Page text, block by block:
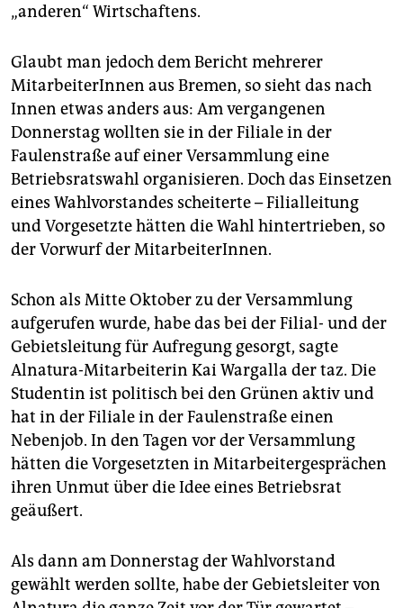
„anderen“ Wirtschaftens.
Glaubt man jedoch dem Bericht mehrerer
MitarbeiterInnen aus Bremen, so sieht das nach
Innen etwas anders aus: Am vergangenen
Donnerstag wollten sie in der Filiale in der
Faulenstraße auf einer Versammlung eine
Betriebsratswahl organisieren. Doch das Einsetzen
eines Wahlvorstandes scheiterte – Filialleitung
und Vorgesetzte hätten die Wahl hintertrieben, so
der Vorwurf der MitarbeiterInnen.
Schon als Mitte Oktober zu der Versammlung
aufgerufen wurde, habe das bei der Filial- und der
Gebietsleitung für Aufregung gesorgt, sagte
Alnatura-Mitarbeiterin Kai Wargalla der taz. Die
Studentin ist politisch bei den Grünen aktiv und
hat in der Filiale in der Faulenstraße einen
Nebenjob. In den Tagen vor der Versammlung
hätten die Vorgesetzten in Mitarbeitergesprächen
ihren Unmut über die Idee eines Betriebsrat
geäußert.
Als dann am Donnerstag der Wahlvorstand
gewählt werden sollte, habe der Gebietsleiter von